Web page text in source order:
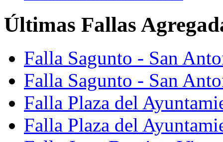
Últimas Fallas
Falla Sagunto - San
Falla Sagunto - San
Falla Plaza del
Falla Plaza del